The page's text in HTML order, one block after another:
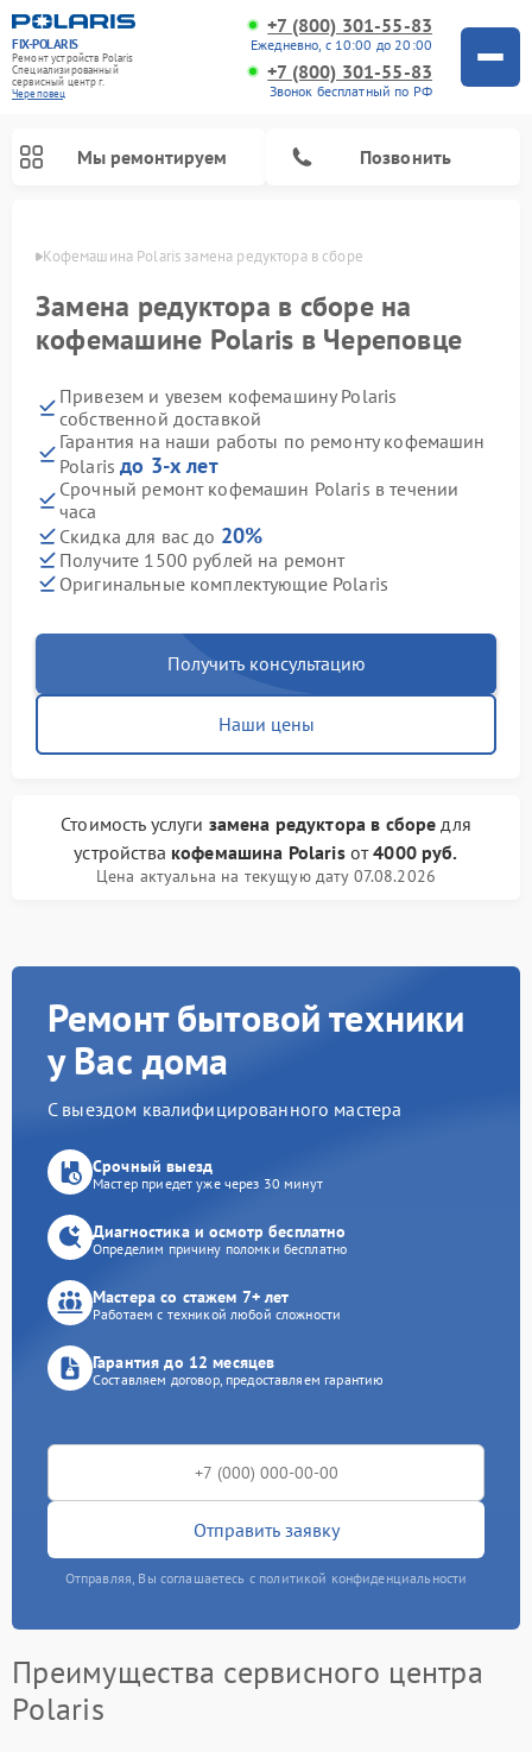
FIX-POLARIS
Ремонт устройств Polaris
Специализированный
cервисный центр г.
Череповец
+7 (800) 301-55-83
Ежедневно, с 10:00 до 20:00
+7 (800) 301-55-83
Звонок бесплатный по РФ
Мы ремонтируем Позвонить
Кофемашина Polaris замена редуктора в сборе
Замена редуктора в сборе на
кофемашине Polaris в Череповце
Привезем и увезем кофемашину Polaris
собственной доставкой
Гарантия на наши работы по ремонту кофемашин
Polarisдо 3-х лет
Срочный ремонт кофемашин Polaris в течении
часа
Скидка для вас до 20%
Получите 1500 рублей на ремонт
Оригинальные комплектующие Polaris
Получить консультацию
Наши цены
Стоимость услуги замена редуктора в сборе для
устройства кофемашина Polarisот4000 руб.
Цена актуальна на текущую дату 07.08.2026
Ремонт бытовой техники
у Вас дома
С выездом квалифицированного мастера
Срочный выезд
Мастер приедет уже через 30 минут
Диагностика и осмотр бесплатно
Определим причину поломки бесплатно
Мастера со стажем 7+ лет
Работаем с техникой любой сложности
Гарантия до 12 месяцев
Составляем договор, предоставляем гарантию
Отправить заявку
Отправляя, Вы соглашаетесь с политикой конфиденциальности
Преимущества сервисного центра
Polaris